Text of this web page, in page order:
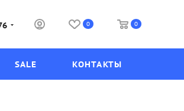
0 0
SALE КОНТАКТЫ